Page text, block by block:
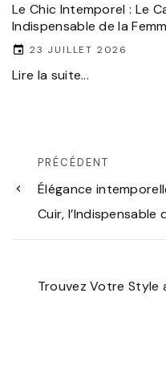
Le Chic Intemporel : Le
Indispensable de la
23 JUILLET 2026
Lire la suite...
PRÉCÉDENT
Élégance
Cuir,
Trouvez Votre Style